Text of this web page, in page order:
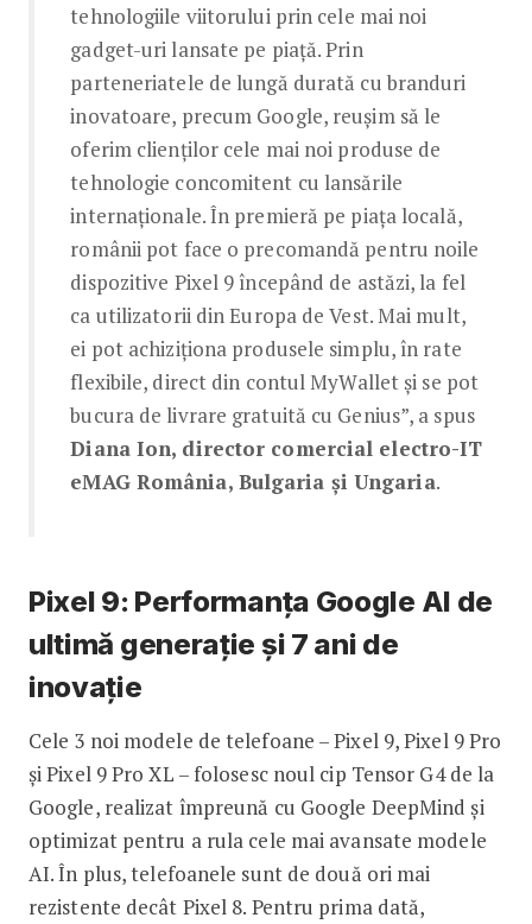
tehnologiile viitorului prin cele mai noi
gadget-uri lansate pe piață. Prin
parteneriatele de lungă durată cu branduri
inovatoare, precum Google, reușim să le
oferim clienților cele mai noi produse de
tehnologie concomitent cu lansările
internaționale. În premieră pe piața locală,
românii pot face o precomandă pentru noile
dispozitive Pixel 9 începând de astăzi, la fel
ca utilizatorii din Europa de Vest. Mai mult,
ei pot achiziționa produsele simplu, în rate
flexibile, direct din contul MyWallet și se pot
bucura de livrare gratuită cu Genius”, a spus
Diana Ion, director comercial electro-IT
eMAG România, Bulgaria și Ungaria.
Pixel 9: Performanța Google AI de
ultimă generație și 7 ani de
inovație
Cele 3 noi modele de telefoane – Pixel 9, Pixel 9 Pro
și Pixel 9 Pro XL – folosesc noul cip Tensor G4 de la
Google, realizat împreună cu Google DeepMind și
optimizat pentru a rula cele mai avansate modele
AI. În plus, telefoanele sunt de două ori mai
rezistente decât Pixel 8. Pentru prima dată,